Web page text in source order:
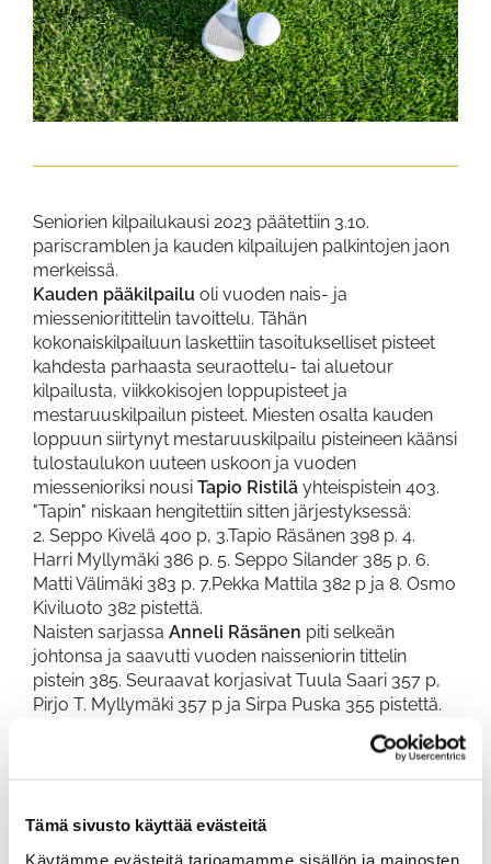
Tämä sivusto käyttää evästeitä
Käytämme evästeitä tarjoamamme sisällön ja mainosten
Seniorien kilpailukausi 2023 päätettiin 3.10.
pariscramblen ja kauden kilpailujen palkintojen jaon
merkeissä.
Kauden pääkilpailu oli vuoden nais- ja
miessenioritittelin tavoittelu. Tähän
kokonaiskilpailuun laskettiin tasoitukselliset pisteet
kahdesta parhaasta seuraottelu- tai aluetour
kilpailusta, viikkokisojen loppupisteet ja
mestaruuskilpailun pisteet. Miesten osalta kauden
loppuun siirtynyt mestaruuskilpailu pisteineen käänsi
tulostaulukon uuteen uskoon ja vuoden
miessenioriksi nousi Tapio Ristilä yhteispistein 403.
"Tapin" niskaan hengitettiin sitten järjestyksessä:
2. Seppo Kivelä 400 p, 3.Tapio Räsänen 398 p. 4.
Harri Myllymäki 386 p. 5. Seppo Silander 385 p. 6.
Matti Välimäki 383 p. 7.Pekka Mattila 382 p ja 8. Osmo
Kiviluoto 382 pistettä.
Naisten sarjassa Anneli Räsänen piti selkeän
johtonsa ja saavutti vuoden naisseniorin tittelin
pistein 385. Seuraavat korjasivat Tuula Saari 357 p,
Pirjo T. Myllymäki 357 p ja Sirpa Puska 355 pistettä.
parasta tulosta)